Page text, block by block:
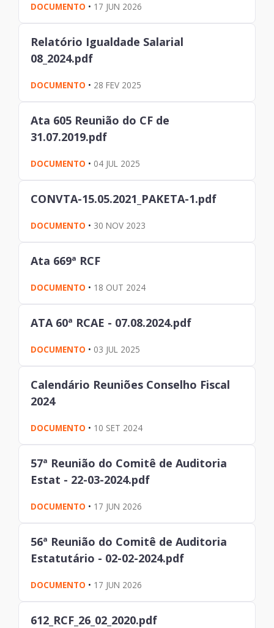
DOCUMENTO • 17 JUN 2026
Relatório Igualdade Salarial
08_2024.pdf
DOCUMENTO • 28 FEV 2025
Ata 605 Reunião do CF de
31.07.2019.pdf
DOCUMENTO • 04 JUL 2025
CONVTA-15.05.2021_PAKETA-1.pdf
DOCUMENTO • 30 NOV 2023
Ata 669ª RCF
DOCUMENTO • 18 OUT 2024
ATA 60ª RCAE - 07.08.2024.pdf
DOCUMENTO • 03 JUL 2025
Calendário Reuniões Conselho Fiscal
2024
DOCUMENTO • 10 SET 2024
57ª Reunião do Comitê de Auditoria
Estat - 22-03-2024.pdf
DOCUMENTO • 17 JUN 2026
56ª Reunião do Comitê de Auditoria
Estatutário - 02-02-2024.pdf
DOCUMENTO • 17 JUN 2026
612_RCF_26_02_2020.pdf